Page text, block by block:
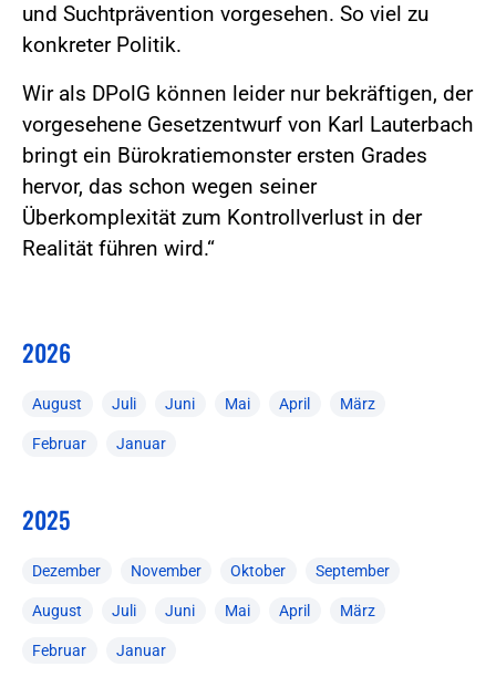
und Suchtprävention vorgesehen. So viel zu
konkreter Politik.
Wir als DPolG können leider nur bekräftigen, der
vorgesehene Gesetzentwurf von Karl Lauterbach
bringt ein Bürokratiemonster ersten Grades
hervor, das schon wegen seiner
Überkomplexität zum Kontrollverlust in der
Realität führen wird.“
2026
August Juli Juni Mai April März
Februar Januar
2025
Dezember November Oktober September
August Juli Juni Mai April März
Februar Januar